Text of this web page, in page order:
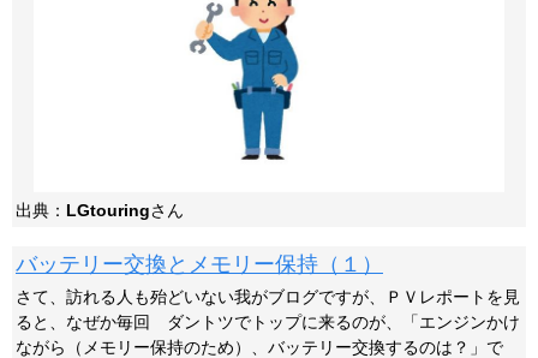
出典： LGtouringさん
バッテリー交換とメモリー保持（１）
さて、訪れる人も殆どいない我がブログですが、ＰＶレポートを見
ると、なぜか毎回 ダントツでトップに来るのが、「エンジンかけ
ながら（メモリー保持のため）、バッテリー交換するのは？」で